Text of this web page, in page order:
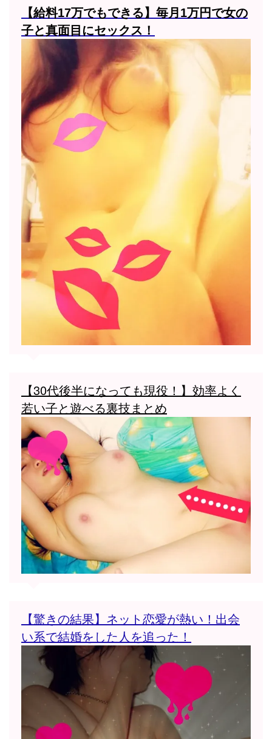
【給料17万でもできる】毎月1万円で女の
子と真面目にセックス！
【30代後半になっても現役！】効率よく
若い子と遊べる裏技まとめ
【驚きの結果】ネット恋愛が熱い！出会
い系で結婚をした人を追った！